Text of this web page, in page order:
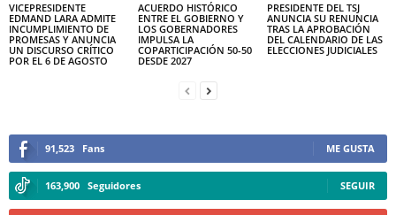
VICEPRESIDENTE
EDMAND LARA ADMITE
INCUMPLIMIENTO DE
PROMESAS Y ANUNCIA
UN DISCURSO CRÍTICO
POR EL 6 DE AGOSTO
ACUERDO HISTÓRICO
ENTRE EL GOBIERNO Y
LOS GOBERNADORES
IMPULSA LA
COPARTICIPACIÓN 50-50
DESDE 2027
PRESIDENTE DEL TSJ
ANUNCIA SU RENUNCIA
TRAS LA APROBACIÓN
DEL CALENDARIO DE LAS
ELECCIONES JUDICIALES
91,523 Fans ME GUSTA
163,900 Seguidores SEGUIR